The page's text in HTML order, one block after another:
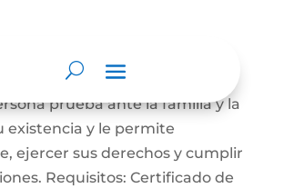
de Nacimiento
indispensable mediante
prueba ante la familia y la
existencia y le permite
ejercer sus derechos y cumplir
Requisitos: Certificado de